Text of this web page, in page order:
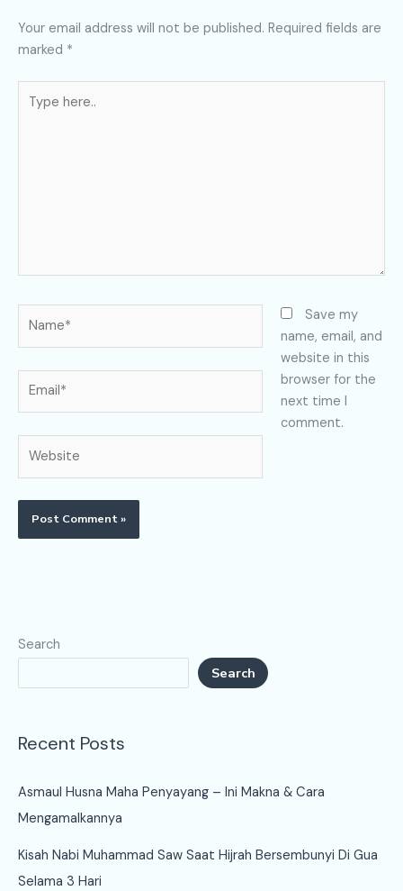
Your email address will not be published. Required fields are
marked *
here..
Save my
name, email, and
website in this
browser for the
next time I
comment.
Search
Search
Recent Posts
Asmaul Husna Maha Penyayang – Ini Makna & Cara
Mengamalkannya
Kisah Nabi Muhammad Saw Saat Hijrah Bersembunyi Di Gua
Selama 3 Hari